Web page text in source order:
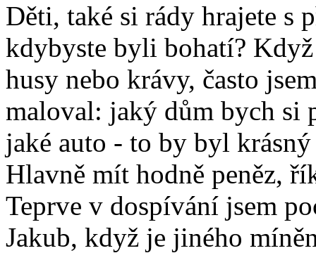
Děti, také si rády hrajete s
kdybyste byli bohatí?
husy nebo krávy, často
maloval: jaký dům bych si
jaké auto - to by byl
Hlavně mít hodně peněz,
Teprve v dospívání jsem
Jakub, když je jiného